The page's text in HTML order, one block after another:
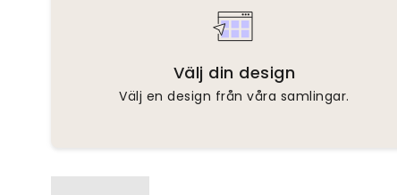
Välj din design
Välj en design från våra samlingar.